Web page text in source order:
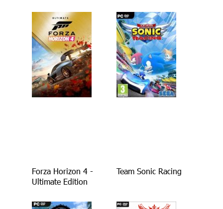
Forza Horizon 4 -
Ultimate Edition
Team Sonic Racing